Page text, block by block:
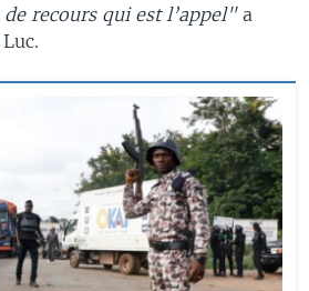
de recours qui est l’appel"a